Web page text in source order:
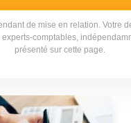
de mise en relation. Votre
comptables,
présenté sur cette page.